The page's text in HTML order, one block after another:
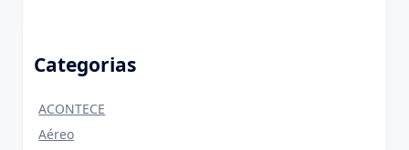
Categorias
ACONTECE
Aéreo